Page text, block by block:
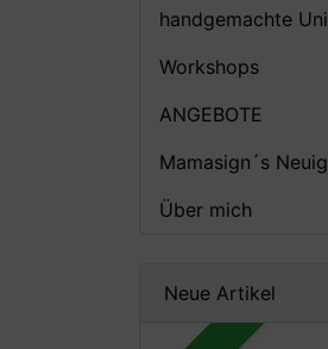
handgemachte
Workshops
ANGEBOTE
Mamasign´s
Über mich
Neue Artikel